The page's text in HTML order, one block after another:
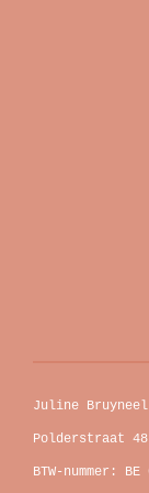
Juline Bruyneel
Polderstraat
BTW-nummer: